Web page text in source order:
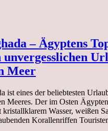
– Ägyptens
unvergesslichen
Meer
ist eines der beliebtesten
Meeres. Der im Osten
Wasser, weißen
Korallenriffen